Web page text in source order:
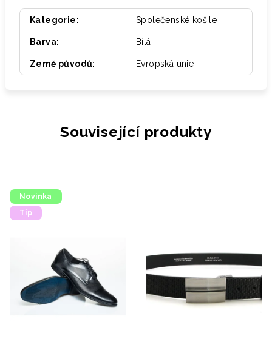
Kategorie: Společenské košile
Barva: Bílá
Země původů: Evropská unie
Související produkty
Novinka
Tip